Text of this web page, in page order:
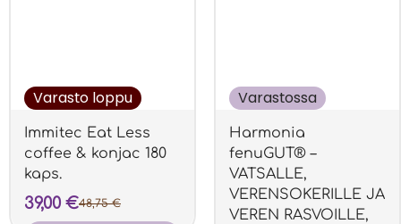
Varasto loppu
Immitec Eat Less
coffee & konjac 180
kaps.
48,75€
39,00 €
Varastossa
Harmonia
fenuGUT® –
VATSALLE,
VERENSOKERILLE JA
VEREN RASVOILLE,